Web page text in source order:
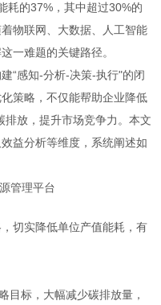
耗的37%，其中超过30%的
物联网、大数据、人工智能
一难题的关键路径。
“感知-分析-决策-执行"的闭
策略，不仅能帮助企业降低
放，提升市场竞争力。本文
益分析等维度，系统阐述如
切实降低单位产值能耗，有
目标，大幅减少碳排放量，